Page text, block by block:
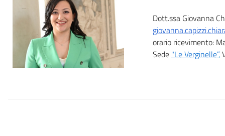
Dott.ssa Giovanna
orario ricevimento:
Sede "Le Verginelle”,